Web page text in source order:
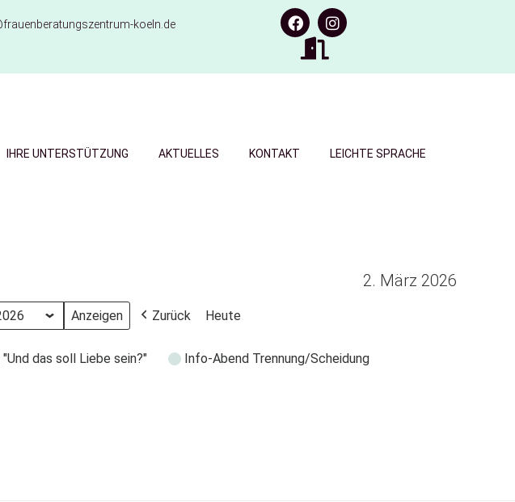
koeln.de
IHRE UNTERSTÜTZUNG AKTUELLES KONTAKT LEICHTE SPRACHE
2. März 2026
Zurück Heute
das soll Liebe sein?"
Info-Abend Trennung/Scheidung